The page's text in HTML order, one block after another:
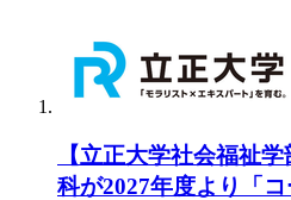
【立正大学社会福祉
科が2027年度より「